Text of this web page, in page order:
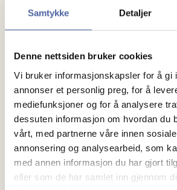
Samtykke Detaljer
Denne nettsiden bruker cookies
Vi bruker informasjonskapsler for å gi
annonser et personlig preg, for å
mediefunksjoner og for å analysere
dessuten informasjon om hvordan du
vårt, med partnerne våre innen sosiale
annonsering og analysearbeid, som
med annen informasjon du har gjort
eller som de har samlet inn gjennom